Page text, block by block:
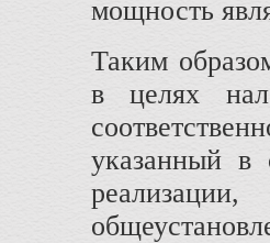
мощность
Таким
в целях
указанный в